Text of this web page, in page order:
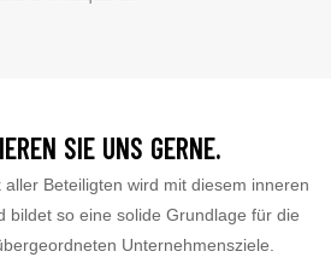
SIE UNS GERNE.
Beteiligten wird mit diesem inneren
bildet so eine solide Grundlage für die
Unternehmensziele.